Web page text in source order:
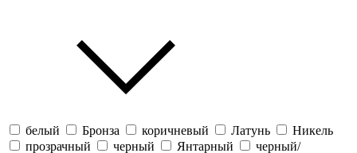
белый Бронза коричневый Латунь
Никель
прозрачный
черный Янтарный
черный/